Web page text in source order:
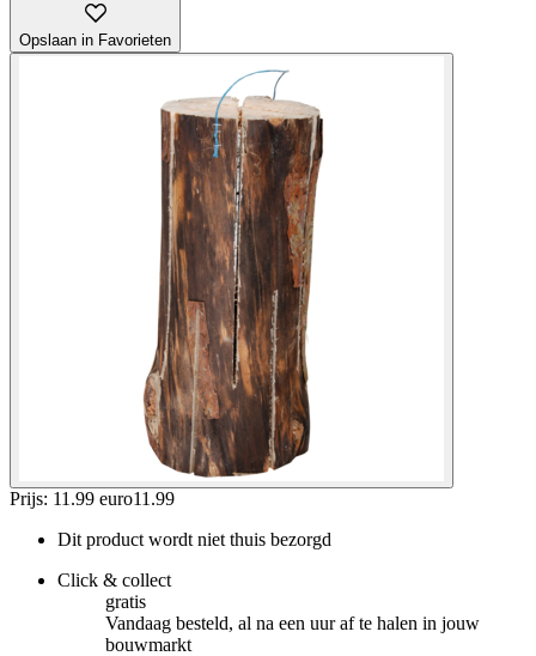
Opslaan in Favorieten
Prijs: 11.99 euro11 .99
Dit product wordt niet thuis bezorgd
Click & collect
gratis
Vandaag besteld, al na een uur af te halen in jouw
bouwmarkt